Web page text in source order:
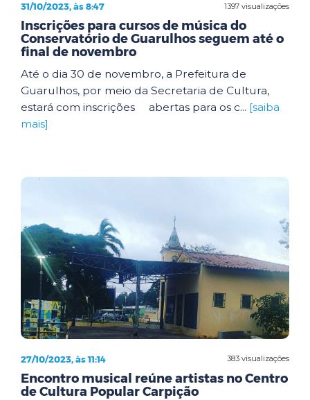
1397 visualizações
31/10/2023, às 8:47
Inscrições para cursos de música do
Conservatório de Guarulhos seguem até o
final de novembro
Até o dia 30 de novembro, a Prefeitura de
Guarulhos, por meio da Secretaria de Cultura,
estará com inscrições abertas para os c... [saiba
mais]
383 visualizações
27/10/2023, às 11:14
Encontro musical reúne artistas no Centro
de Cultura Popular Carpição